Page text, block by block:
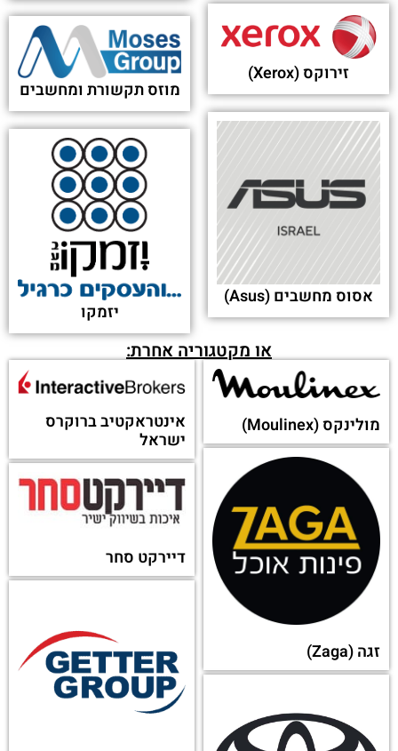
New Director General Named for Acer France -
Display Daily
פורסם בתאריך 21-01-2015
The $199 Chromebook Laptop Revolution! - The
פורסם בתאריך 16-04-2014
יש משהו שפספסת?
מחפש לקבל שירות לקוחות
מחברה אחרת?
מאותה קטגוריה:
לקסמרק
סונוס
סאנדיסק (Sandisk)
נינטנדו
אינטל (Intel)